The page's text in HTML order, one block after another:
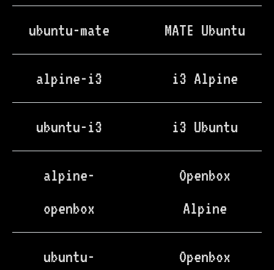
ubuntu-mate MATE Ubuntu
alpine-i3 i3 Alpine
ubuntu-i3 i3 Ubuntu
alpine-
openbox
Openbox
Alpine
ubuntu-
Openbox